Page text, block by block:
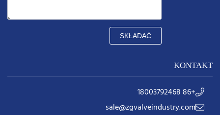
SKŁADAĆ
KONTAKT
+86 18003792468
sale@zgvalveindustry.com